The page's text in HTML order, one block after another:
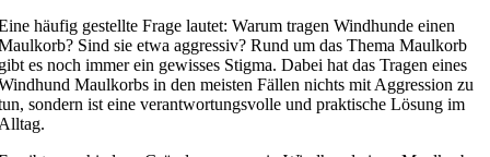
häufig gestellte Frage lautet: Warum tragen Windhunde einen
Sind sie etwa aggressiv? Rund um das Thema Maulkorb
es noch immer ein gewisses Stigma. Dabei hat das Tragen eines
Maulkorbs in den meisten Fällen nichts mit Aggression zu
sondern ist eine verantwortungsvolle und praktische Lösung im